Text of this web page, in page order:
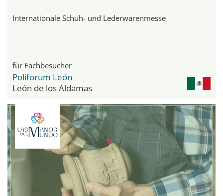
Internationale Schuh- und Lederwarenmesse
für Fachbesucher
Poliforum León
León de los Aldamas